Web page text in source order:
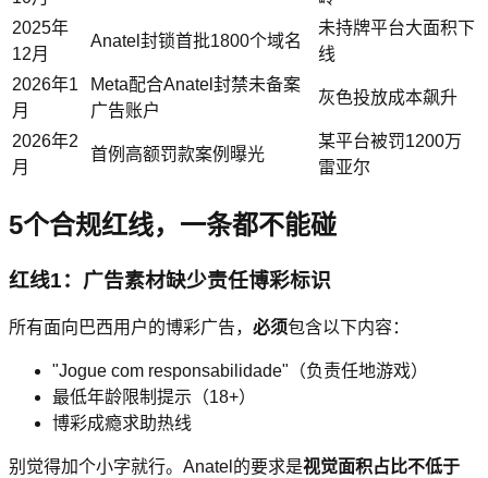
2025年
12月
Anatel封锁首批1800个域名
未持牌平台大面积下
线
2026年1
月
Meta配合Anatel封禁未备案
广告账户
灰色投放成本飙升
2026年2
月
首例高额罚款案例曝光
某平台被罚1200万
雷亚尔
5个合规红线，一条都不能碰
红线1：广告素材缺少责任博彩标识
所有面向巴西用户的博彩广告， 必须包含以下内容：
"Jogue com responsabilidade"（负责任地游戏）
最低年龄限制提示（18+）
博彩成瘾求助热线
别觉得加个小字就行。Anatel的要求是视觉面积占比不低于